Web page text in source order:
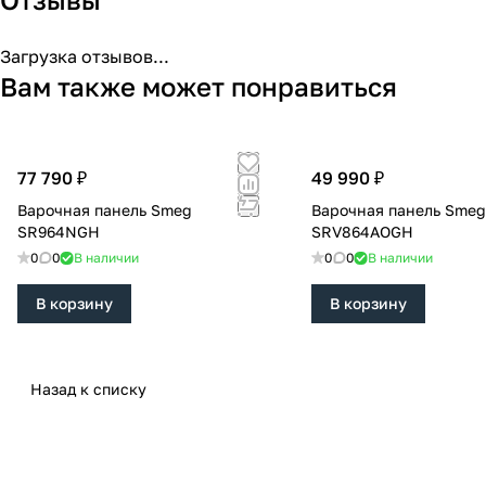
Загрузка отзывов...
Вам также может понравиться
77 790 ₽
Варочная панель Smeg
SR964NGH
0 0 В наличии
В корзину
49 990 ₽
Варочная панель Smeg
SRV864AOGH
0 0 В наличии
В корзину
Назад к списку